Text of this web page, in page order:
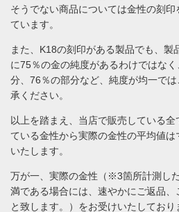
そうでない商品については金性の刻
ています。
また、K18の刻印がある製品でも、製
に75％の金の純度があるわけではな
分、76％の部分など、純度が均一で
承ください。
以上を踏まえ、当店で販売している
ている金性から実際の金性の平均値
いたします。
万が一、実際の金性（※3箇所計測し
満である場合には、速やかにご返品
と致します。）をお受けいたしており